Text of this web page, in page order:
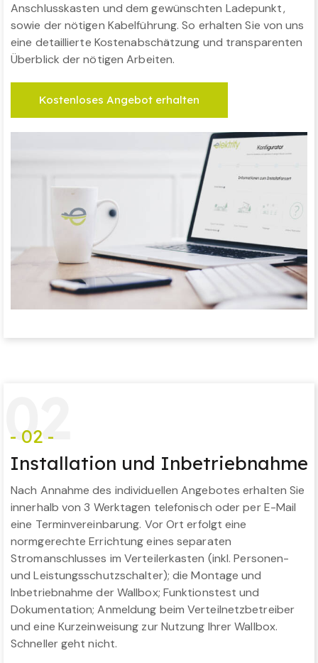
Anschlusskasten und dem gewünschten Ladepunkt,
sowie der nötigen Kabelführung. So erhalten Sie von uns
eine detaillierte Kostenabschätzung und transparenten
Überblick der nötigen Arbeiten.
Kostenloses Angebot erhalten
02
- 02 -
Installation und Inbetriebnahme
Nach Annahme des individuellen Angebotes erhalten Sie
innerhalb von 3 Werktagen telefonisch oder per E-Mail
eine Terminvereinbarung. Vor Ort erfolgt eine
normgerechte Errichtung eines separaten
Stromanschlusses im Verteilerkasten (inkl. Personen-
und Leistungsschutzschalter); die Montage und
Inbetriebnahme der Wallbox; Funktionstest und
Dokumentation; Anmeldung beim Verteilnetzbetreiber
und eine Kurzeinweisung zur Nutzung Ihrer Wallbox.
Schneller geht nicht.